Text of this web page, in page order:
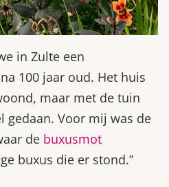
in Zulte een
100 jaar oud. Het huis
maar met de tuin
gedaan. Voor mij was de
de buxusmot
buxus die er stond.”